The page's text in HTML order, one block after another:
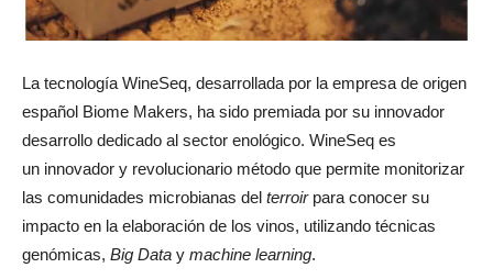
La tecnología WineSeq, desarrollada por la empresa de origen
español Biome Makers, ha sido premiada por su innovador
desarrollo dedicado al sector enológico. WineSeq es
un innovador y revolucionario método que permite monitorizar
las comunidades microbianas del terroirpara conocer su
impacto en la elaboración de los vinos, utilizando técnicas
genómicas, Big Data y machine learning.